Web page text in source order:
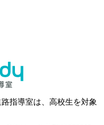
路指導室は、高校生を対象